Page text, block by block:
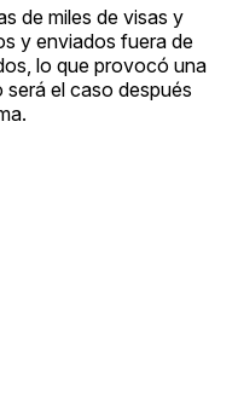
de miles de visas y
y enviados fuera de
lo que provocó una
será el caso después